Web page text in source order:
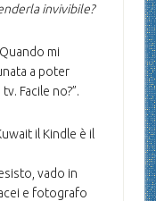
invivibile?
mi
a poter
Facile no?”.
il Kindle è il
vado in
e fotografo